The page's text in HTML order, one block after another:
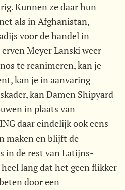
Kunnen ze daar hun
als in Afghanistan,
voor de handel in
Meyer Lanski weer
te reanimeren, kan je
kan je in aanvaring
kan Damen Shipyard
in plaats van
daar eindelijk ook eens
maken en blijft de
in de rest van Latijns-
lang dat het geen flikker
door een